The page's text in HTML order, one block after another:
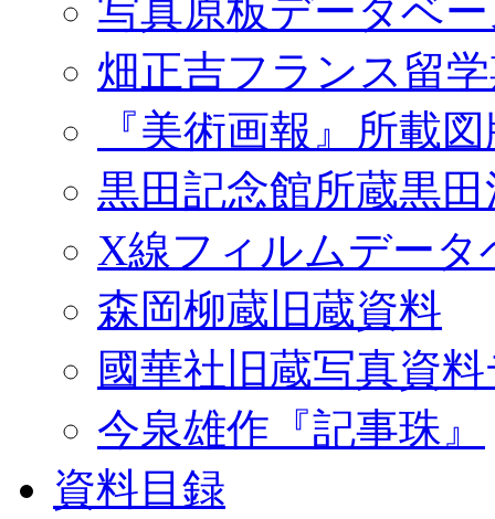
写真原板データベ
畑正吉フランス留
『美術画報』所載
黒田記念館所蔵黒
X線フィルムデータ
森岡柳蔵旧蔵資料
國華社旧蔵写真資
今泉雄作『記事珠』
資料目録